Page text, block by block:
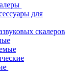
для
скалеров